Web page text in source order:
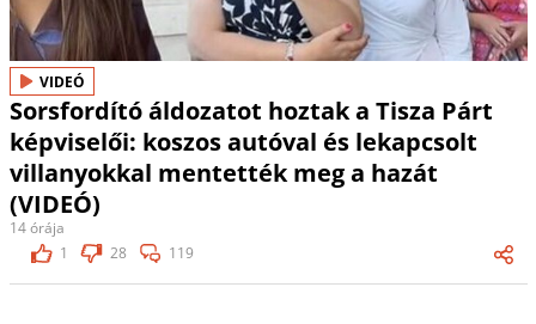
VIDEÓ
Sorsfordító áldozatot hoztak a Tisza Párt
képviselői: koszos autóval és lekapcsolt
villanyokkal mentették meg a hazát
(VIDEÓ)
14 órája
1
28 119